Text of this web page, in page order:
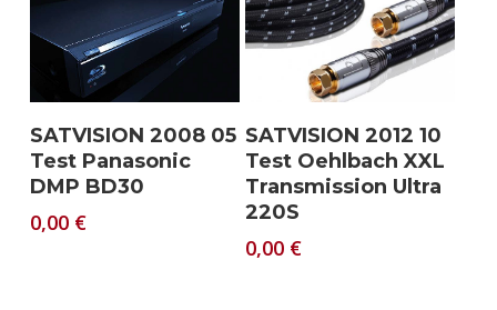
Download
SATVISION 2008 05
Test Panasonic
DMP BD30
0,00 €
Download
SATVISION 2012 10
Test Oehlbach XXL
Transmission Ultra
220S
0,00 €